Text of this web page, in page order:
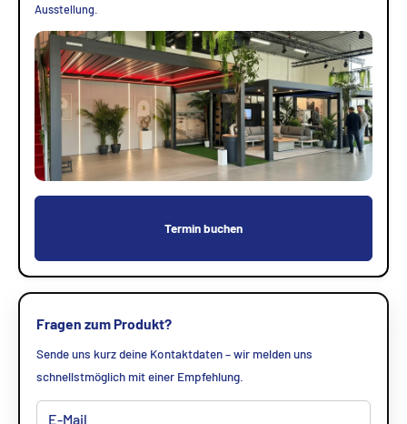
Ausstellung.
Termin buchen
Fragen zum Produkt?
Sende uns kurz deine Kontaktdaten – wir melden uns
schnellstmöglich mit einer Empfehlung.